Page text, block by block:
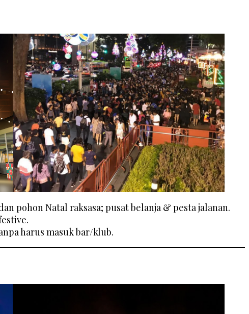
pohon Natal raksasa; pusat belanja & pesta jalanan.
harus masuk bar/klub.